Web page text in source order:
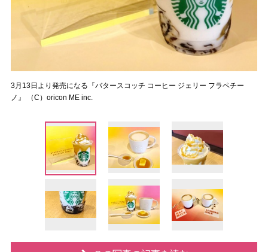
3月13日より発売になる『バタースコッチ コーヒー ジェリー フラペチー
ノ』 （C）oricon ME inc.